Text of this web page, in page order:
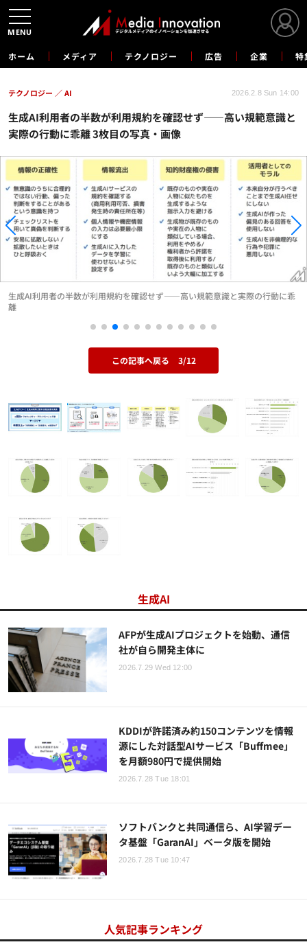
ホーム メディア テクノロジー 広告 企業 特
生成AI利用者の半数が利用規約を確認せず――高い規範意識と
実際の行動に乖離 3枚目の写真・画像
テクノロジー AI 2026.2.8 Sun 14:00
生成AI利用者の半数が利用規約を確認せず――高い規範意識と実際の行動に乖
離
この記事へ戻る 3/12
生成AI
AFPが生成AIプロジェクトを始動、通信
社が自ら開発主体に
2026.7.29 Wed 12:00
KDDIが許諾済み約150コンテンツを情報
源にした対話型AIサービス「Buffmee」
を月額980円で提供開始
2026.7.28 Tue 18:01
ソフトバンクと共同通信ら、AI学習デー
タ基盤「GaranAI」ベータ版を開始
2026.7.28 Tue 10:47
人気記事ランキング
MENU